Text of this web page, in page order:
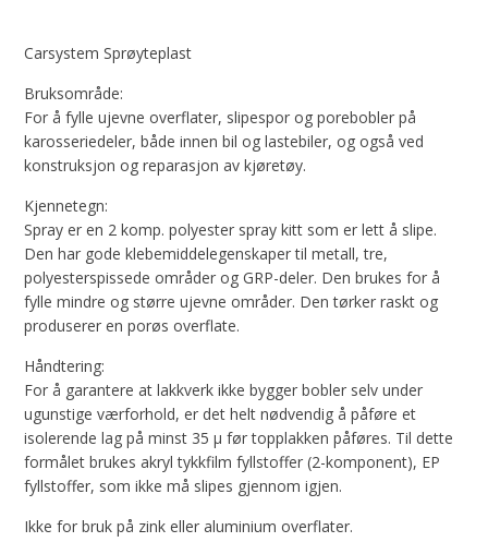
Carsystem Sprøyteplast
Bruksområde:
For å fylle ujevne overflater, slipespor og porebobler på
karosseriedeler, både innen bil og lastebiler, og også ved
konstruksjon og reparasjon av kjøretøy.
Kjennetegn:
Spray er en 2 komp. polyester spray kitt som er lett å slipe.
Den har gode klebemiddelegenskaper til metall, tre,
polyesterspissede områder og GRP-deler. Den brukes for å
fylle mindre og større ujevne områder. Den tørker raskt og
produserer en porøs overflate.
Håndtering:
For å garantere at lakkverk ikke bygger bobler selv under
ugunstige værforhold, er det helt nødvendig å påføre et
isolerende lag på minst 35 μ før topplakken påføres. Til dette
formålet brukes akryl tykkfilm fyllstoffer (2-komponent), EP
fyllstoffer, som ikke må slipes gjennom igjen.
Ikke for bruk på zink eller aluminium overflater.